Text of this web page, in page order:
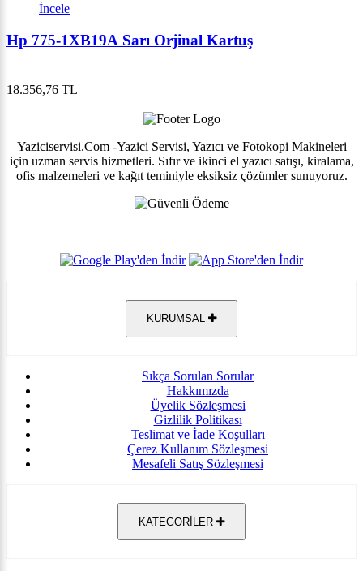
İncele
Hp 775-1XB19A Sarı Orjinal Kartuş
18.356,76 TL
Yaziciservisi.Com -Yazici Servisi, Yazıcı ve Fotokopi Makineleri
için uzman servis hizmetleri. Sıfır ve ikinci el yazıcı satışı, kiralama,
ofis malzemeleri ve kağıt teminiyle eksiksiz çözümler sunuyoruz.
KURUMSAL
Sıkça Sorulan Sorular
Hakkımızda
Üyelik Sözleşmesi
Gizlilik Politikası
Teslimat ve İade Koşulları
Çerez Kullanım Sözleşmesi
Mesafeli Satış Sözleşmesi
KATEGORİLER